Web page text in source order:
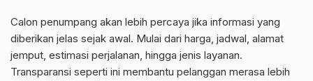
Calon penumpang akan lebih percaya jika informasi yang
diberikan jelas sejak awal. Mulai dari harga, jadwal, alamat
jemput, estimasi perjalanan, hingga jenis layanan.
Transparansi seperti ini membantu pelanggan merasa lebih